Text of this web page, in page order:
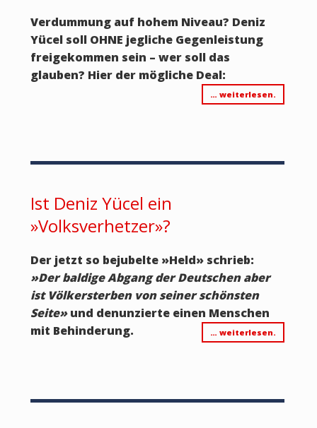
Verdummung auf hohem Niveau? Deniz
Yücel soll OHNE jegliche Gegenleistung
freigekommen sein – wer soll das
glauben? Hier der mögliche Deal:
… weiterlesen.
Ist Deniz Yücel ein
»Volksverhetzer»?
Der jetzt so bejubelte »Held» schrieb:
»Der baldige Abgang der Deutschen aber
ist Völkersterben von seiner schönsten
Seite»und denunzierte einen Menschen
mit Behinderung.
… weiterlesen.